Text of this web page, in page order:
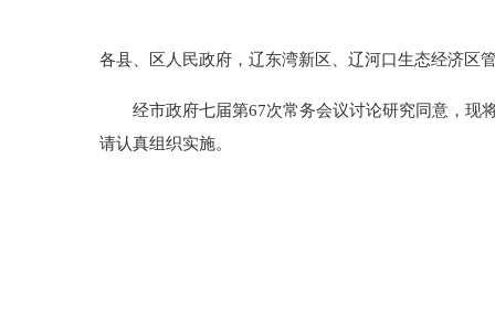
各县、区人民政府，辽东湾新区、辽河口生态经济区
经市政府七届第67次常务会议讨论研究同意，现将
请认真组织实施。